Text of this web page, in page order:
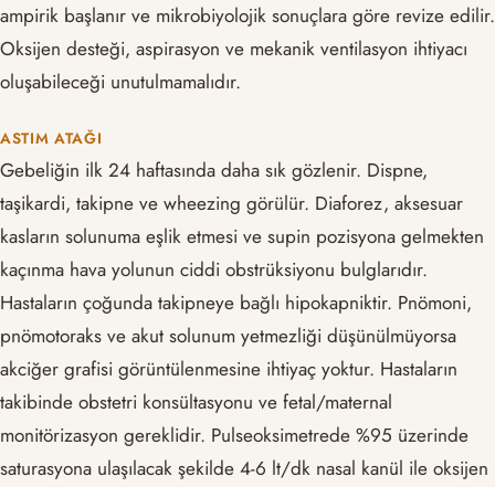
ampirik başlanır ve mikrobiyolojik sonuçlara göre revize edilir.
Oksijen desteği, aspirasyon ve mekanik ventilasyon ihtiyacı
oluşabileceği unutulmamalıdır.
ASTIM ATAĞI
Gebeliğin ilk 24 haftasında daha sık gözlenir. Dispne,
taşikardi, takipne ve wheezing görülür. Diaforez, aksesuar
kasların solunuma eşlik etmesi ve supin pozisyona gelmekten
kaçınma hava yolunun ciddi obstrüksiyonu bulglarıdır.
Hastaların çoğunda takipneye bağlı hipokapniktir. Pnömoni,
pnömotoraks ve akut solunum yetmezliği düşünülmüyorsa
akciğer grafisi görüntülenmesine ihtiyaç yoktur. Hastaların
takibinde obstetri konsültasyonu ve fetal/maternal
monitörizasyon gereklidir. Pulseoksimetrede %95 üzerinde
saturasyona ulaşılacak şekilde 4-6 lt/dk nasal kanül ile oksijen